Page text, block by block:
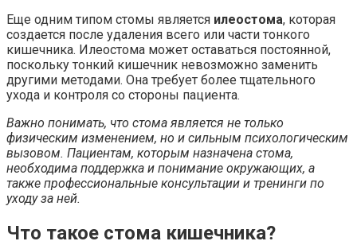
Еще одним типом стомы является илеостома, которая
создается после удаления всего или части тонкого
кишечника. Илеостома может оставаться постоянной,
поскольку тонкий кишечник невозможно заменить
другими методами. Она требует более тщательного
ухода и контроля со стороны пациента.
Важно понимать, что стома является не только
физическим изменением, но и сильным психологическим
вызовом. Пациентам, которым назначена стома,
необходима поддержка и понимание окружающих, а
также профессиональные консультации и тренинги по
уходу за ней.
Что такое стома кишечника?